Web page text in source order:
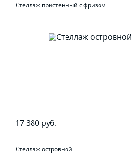
Стеллаж пристенный с фризом
17 380 руб.
Стеллаж островной